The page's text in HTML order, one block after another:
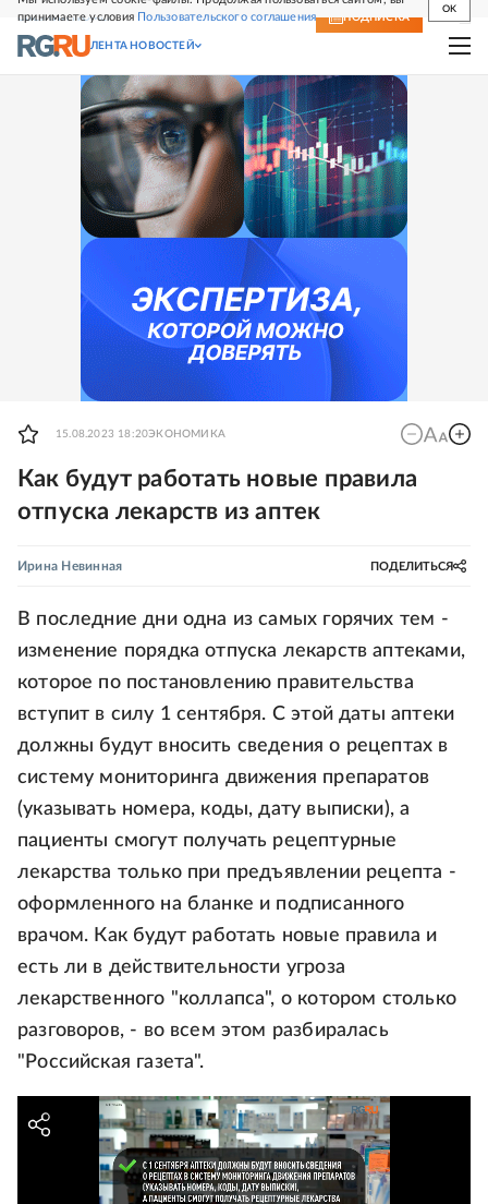
принимаете условия Пользовательского соглашения
OK
СВЕЖИЙ НОМЕР ПОДПИСКА
ЛЕНТА НОВОСТЕЙ
15.08.2023 18:20ЭКОНОМИКА
Как будут работать новые правила
отпуска лекарств из аптек
Ирина Невинная ПОДЕЛИТЬСЯ
В последние дни одна из самых горячих тем -
изменение порядка отпуска лекарств аптеками,
которое по постановлению правительства
вступит в силу 1 сентября. С этой даты аптеки
должны будут вносить сведения о рецептах в
систему мониторинга движения препаратов
(указывать номера, коды, дату выписки), а
пациенты смогут получать рецептурные
лекарства только при предъявлении рецепта -
оформленного на бланке и подписанного
врачом. Как будут работать новые правила и
есть ли в действительности угроза
лекарственного "коллапса", о котором столько
разговоров, - во всем этом разбиралась
"Российская газета".